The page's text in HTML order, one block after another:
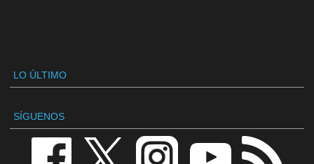
LO ÚLTIMO
SÍGUENOS